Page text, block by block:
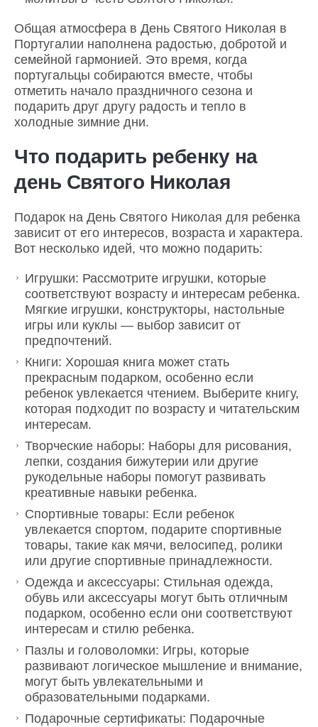
Общая атмосфера в День Святого Николая в
Португалии наполнена радостью, добротой и
семейной гармонией. Это время, когда
португальцы собираются вместе, чтобы
отметить начало праздничного сезона и
подарить друг другу радость и тепло в
холодные зимние дни.
Что подарить ребенку на
день Святого Николая
Подарок на День Святого Николая для ребенка
зависит от его интересов, возраста и характера.
Вот несколько идей, что можно подарить:
Игрушки: Рассмотрите игрушки, которые
соответствуют возрасту и интересам ребенка.
Мягкие игрушки, конструкторы, настольные
игры или куклы — выбор зависит от
предпочтений.
Книги: Хорошая книга может стать
прекрасным подарком, особенно если
ребенок увлекается чтением. Выберите книгу,
которая подходит по возрасту и читательским
интересам.
Творческие наборы: Наборы для рисования,
лепки, создания бижутерии или другие
рукодельные наборы помогут развивать
креативные навыки ребенка.
Спортивные товары: Если ребенок
увлекается спортом, подарите спортивные
товары, такие как мячи, велосипед, ролики
или другие спортивные принадлежности.
Одежда и аксессуары: Стильная одежда,
обувь или аксессуары могут быть отличным
подарком, особенно если они соответствуют
интересам и стилю ребенка.
Пазлы и головоломки: Игры, которые
развивают логическое мышление и внимание,
могут быть увлекательными и
образовательными подарками.
Подарочные сертификаты: Подарочные